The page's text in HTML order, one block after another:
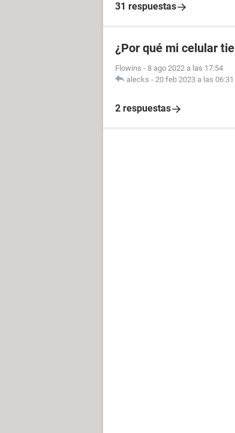
31 respuestas
¿Por qué mi celular
Flowins - 8 ago 2022 a las 17:54
alecks - 20 feb 2023 a las 06:31
2 respuestas